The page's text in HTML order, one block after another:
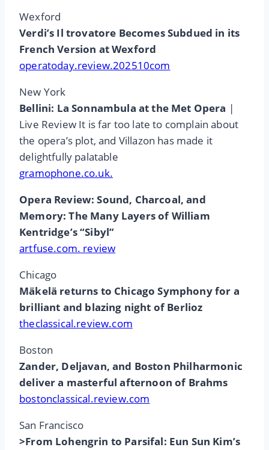
Wexford
Verdi’s Il trovatore Becomes Subdued in its
French Version at Wexford
operatoday.review.202510com
New York
Bellini: La Sonnambula at the Met Opera |
Live Review It is far too late to complain about
the opera’s plot, and Villazon has made it
delightfully palatable
gramophone.co.uk.
Opera Review: Sound, Charcoal, and
Memory: The Many Layers of William
Kentridge’s “Sibyl”
artfuse.com. review
Chicago
Mäkelä returns to Chicago Symphony for a
brilliant and blazing night of Berlioz
theclassical.review.com
Boston
Zander, Deljavan, and Boston Philharmonic
deliver a masterful afternoon of Brahms
bostonclassical.review.com
San Francisco
>From Lohengrin to Parsifal: Eun Sun Kim’s